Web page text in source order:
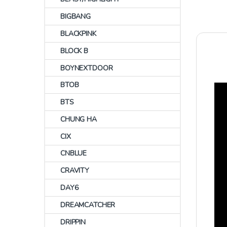
BIGBANG
BLACKPINK
BLOCK B
BOYNEXTDOOR
BTOB
BTS
CHUNG HA
CIX
CNBLUE
CRAVITY
DAY6
DREAMCATCHER
DRIPPIN